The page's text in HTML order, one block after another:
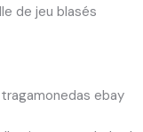
de jeu blasés